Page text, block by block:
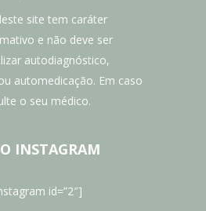
site tem caráter
e não deve ser
autodiagnóstico,
automedicação. Em caso
o seu médico.
INSTAGRAM
id=”2″]